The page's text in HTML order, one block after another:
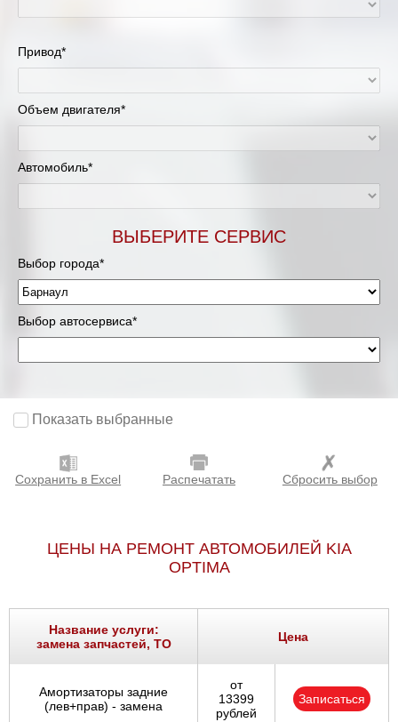
Привод*
Объем двигателя*
Автомобиль*
ВЫБЕРИТЕ СЕРВИС
Выбор города*
Выбор автосервиса*
Показать выбранные
Сохранить в Excel Распечатать Сбросить выбор
ЦЕНЫ НА РЕМОНТ АВТОМОБИЛЕЙ KIA
OPTIMA
Название услуги:
замена запчастей, ТО
Цена
Амортизаторы задние
(лев+прав) - замена
от
13399
рублей
Записаться